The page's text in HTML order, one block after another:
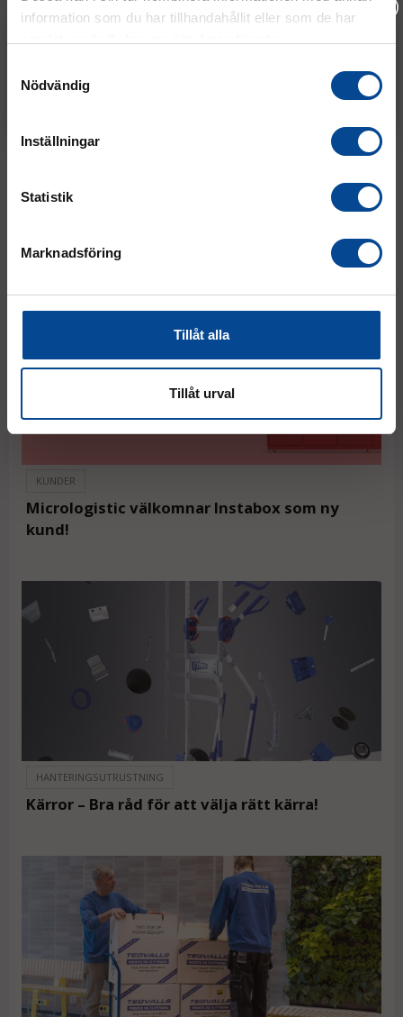
information som du har tillhandahållit eller som de har
Nödvändig
Inställningar
Statistik
Marknadsföring
Tillåt alla
Tillåt urval
KUNDER
Micrologistic välkomnar Instabox som ny
kund!
HANTERINGSUTRUSTNING
Kärror – Bra råd för att välja rätt kärra!